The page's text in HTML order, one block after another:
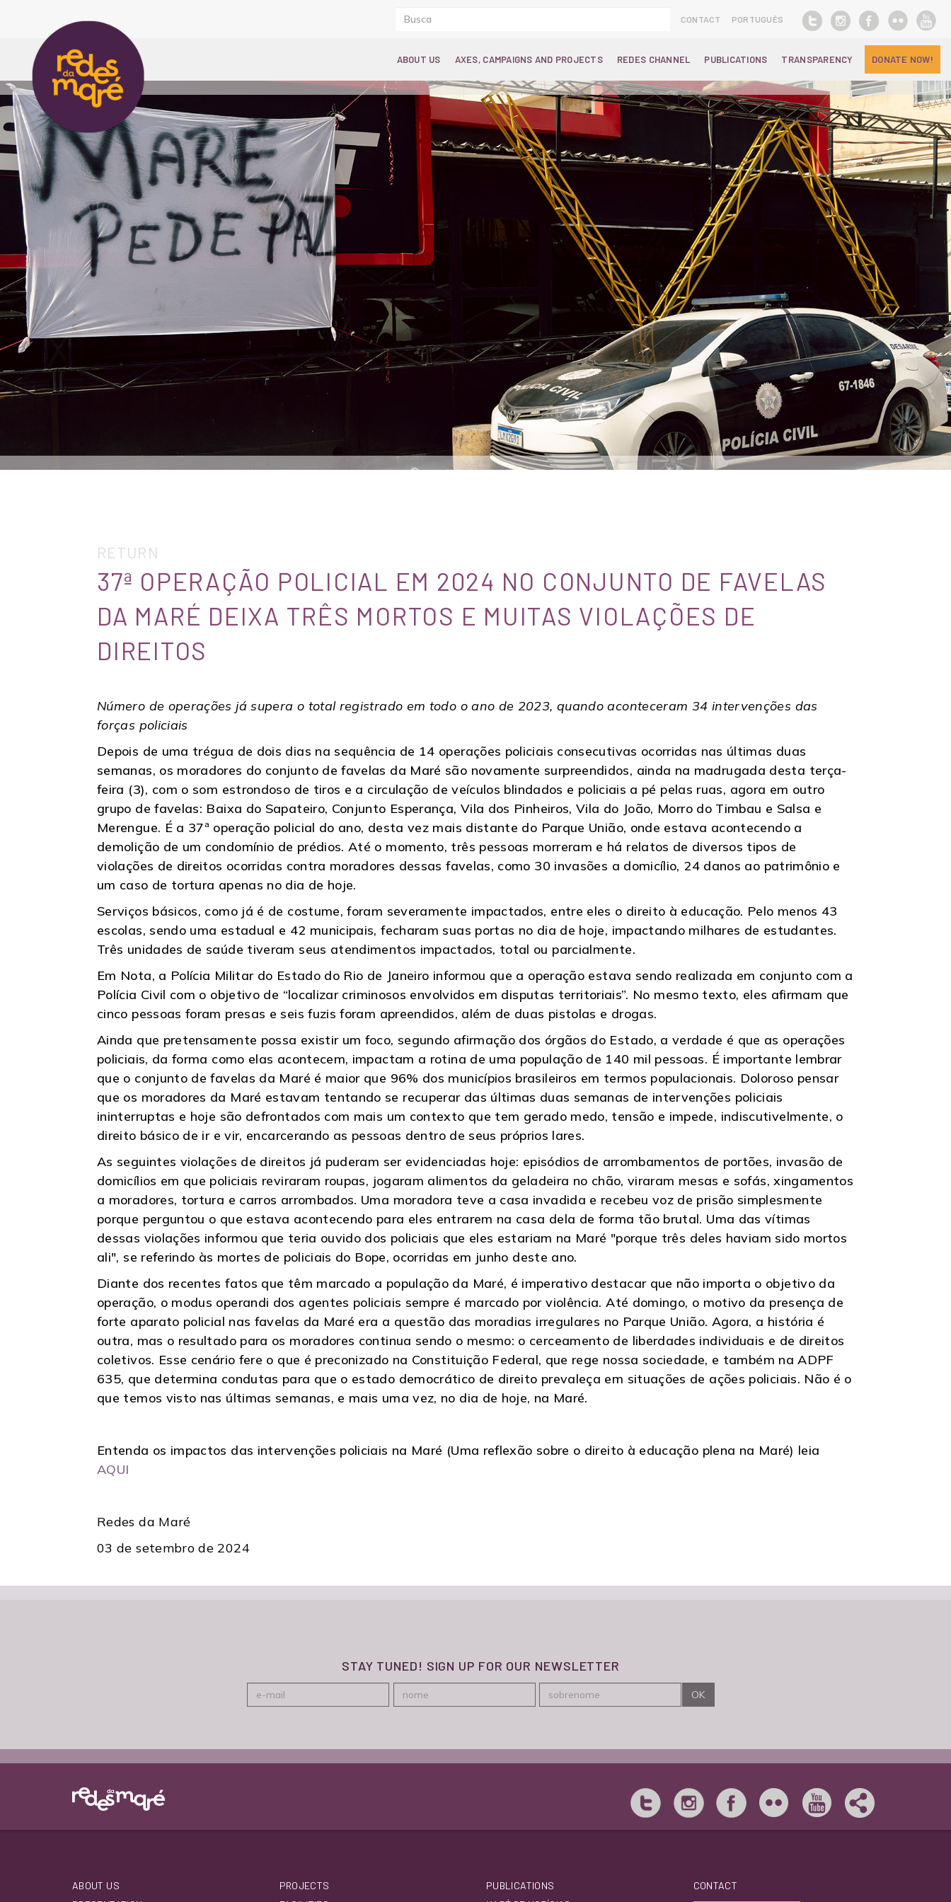
CONTACT PORTUGUÊS
ABOUT US AXES, CAMPAIGNS AND PROJECTS REDES CHANNEL PUBLICATIONS TRANSPARENCY DONATE NOW!
RETURN
37ª OPERAÇÃO POLICIAL EM 2024 NO CONJUNTO DE FAVELAS
DA MARÉ DEIXA TRÊS MORTOS E MUITAS VIOLAÇÕES DE
DIREITOS
Número de operações já supera o total registrado em todo o ano de 2023, quando aconteceram 34 intervenções das
forças policiais
Depois de uma trégua de dois dias na sequência de 14 operações policiais consecutivas ocorridas nas últimas duas
semanas, os moradores do conjunto de favelas da Maré são novamente surpreendidos, ainda na madrugada desta terça-
feira (3), com o som estrondoso de tiros e a circulação de veículos blindados e policiais a pé pelas ruas, agora em outro
grupo de favelas: Baixa do Sapateiro, Conjunto Esperança, Vila dos Pinheiros, Vila do João, Morro do Timbau e Salsa e
Merengue. É a 37ª operação policial do ano, desta vez mais distante do Parque União, onde estava acontecendo a
demolição de um condomínio de prédios. Até o momento, três pessoas morreram e há relatos de diversos tipos de
violações de direitos ocorridas contra moradores dessas favelas, como 30 invasões a domicílio, 24 danos ao patrimônio e
um caso de tortura apenas no dia de hoje.
Serviços básicos, como já é de costume, foram severamente impactados, entre eles o direito à educação. Pelo menos 43
escolas, sendo uma estadual e 42 municipais, fecharam suas portas no dia de hoje, impactando milhares de estudantes.
Três unidades de saúde tiveram seus atendimentos impactados, total ou parcialmente.
Em Nota, a Polícia Militar do Estado do Rio de Janeiro informou que a operação estava sendo realizada em conjunto com a
Polícia Civil com o objetivo de “localizar criminosos envolvidos em disputas territoriais”. No mesmo texto, eles afirmam que
cinco pessoas foram presas e seis fuzis foram apreendidos, além de duas pistolas e drogas.
Ainda que pretensamente possa existir um foco, segundo afirmação dos órgãos do Estado, a verdade é que as operações
policiais, da forma como elas acontecem, impactam a rotina de uma população de 140 mil pessoas. É importante lembrar
que o conjunto de favelas da Maré é maior que 96% dos municípios brasileiros em termos populacionais. Doloroso pensar
que os moradores da Maré estavam tentando se recuperar das últimas duas semanas de intervenções policiais
ininterruptas e hoje são defrontados com mais um contexto que tem gerado medo, tensão e impede, indiscutivelmente, o
direito básico de ir e vir, encarcerando as pessoas dentro de seus próprios lares.
As seguintes violações de direitos já puderam ser evidenciadas hoje: episódios de arrombamentos de portões, invasão de
domicílios em que policiais reviraram roupas, jogaram alimentos da geladeira no chão, viraram mesas e sofás, xingamentos
a moradores, tortura e carros arrombados. Uma moradora teve a casa invadida e recebeu voz de prisão simplesmente
porque perguntou o que estava acontecendo para eles entrarem na casa dela de forma tão brutal. Uma das vítimas
dessas violações informou que teria ouvido dos policiais que eles estariam na Maré "porque três deles haviam sido mortos
ali", se referindo às mortes de policiais do Bope, ocorridas em junho deste ano.
Diante dos recentes fatos que têm marcado a população da Maré, é imperativo destacar que não importa o objetivo da
operação, o modus operandi dos agentes policiais sempre é marcado por violência. Até domingo, o motivo da presença de
forte aparato policial nas favelas da Maré era a questão das moradias irregulares no Parque União. Agora, a história é
outra, mas o resultado para os moradores continua sendo o mesmo: o cerceamento de liberdades individuais e de direitos
coletivos. Esse cenário fere o que é preconizado na Constituição Federal, que rege nossa sociedade, e também na ADPF
635, que determina condutas para que o estado democrático de direito prevaleça em situações de ações policiais. Não é o
que temos visto nas últimas semanas, e mais uma vez, no dia de hoje, na Maré.
Entenda os impactos das intervenções policiais na Maré (Uma reflexão sobre o direito à educação plena na Maré) leia
AQUI
Redes da Maré
03 de setembro de 2024
STAY TUNED! SIGN UP FOR OUR NEWSLETTER
ABOUT US
PROJECTS
PUBLICATIONS
CONTACT